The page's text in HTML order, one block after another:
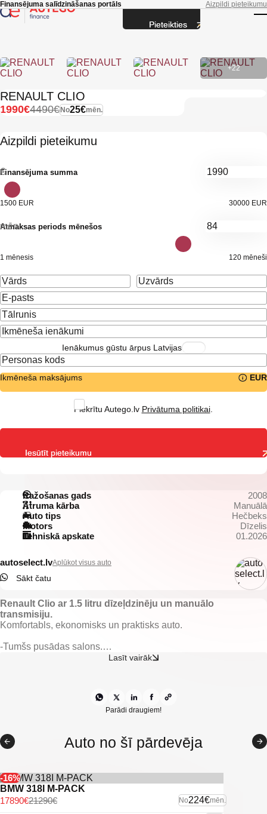
Skip to main content
Finansējuma salīdzināšanas portāls Aizpildi pieteikumu
+22
RENAULT CLIO
No25€mēn.
4490€
1990€
Aizpildi pieteikumu
Finansējuma summa
€
1500 EUR 30000 EUR
Atmaksas periods mēnešos
mēn.
1 mēnesis 120 mēneši
Ienākumus gūstu ārpus Latvijas
Ikmēneša maksājums EUR
Piekrītu Autego.lv Privātuma politikai.
Ražošanas gads
2008
Ātruma kārba
Manuālā
Auto tips
Hečbeks
Motors
Dīzelis
Tehniskā apskate
01.2026
autoselect.lvAplūkot visus auto
Sākt čatu
Renault Clio ar 1.5 litru dīzeļdzinēju un manuālo
transmisiju.
Komfortabls, ekonomisks un praktisks auto.
-Tumšs pusādas salons.
-Miglas lukturi.
-Vieglmetāla diski.
Lasīt vairāk
Parādi draugiem!
Auto no šī pārdevēja
-16%
BMW 318I M-PACK
No224€mēn.
21290€
17890€